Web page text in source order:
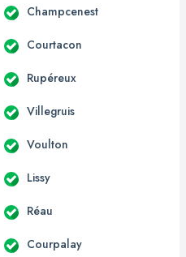
Champcenest
Courtacon
Rupéreux
Villegruis
Voulton
Lissy
Réau
Courpalay